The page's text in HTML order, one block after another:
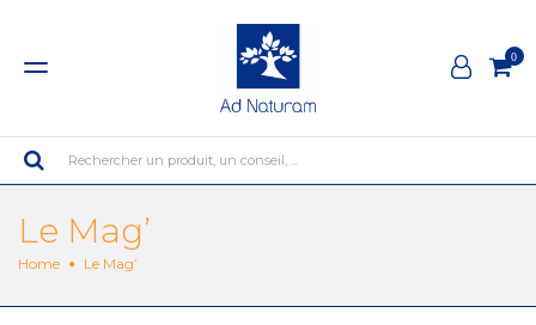
0
Rechercher un produit, un conseil, ...
Le Mag’
Home Le Mag’